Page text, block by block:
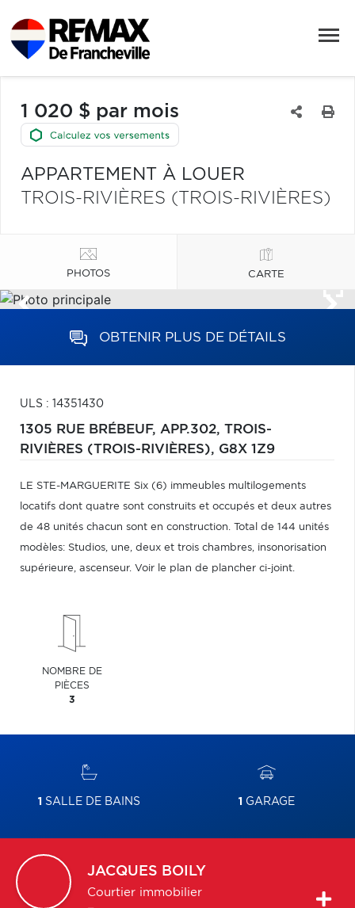
1 020 $ par mois
APPARTEMENT À LOUER
TROIS-RIVIÈRES (TROIS-RIVIÈRES)
PHOTOS CARTE
OBTENIR PLUS DE DÉTAILS
ULS : 14351430
1305 RUE BRÉBEUF, APP.302, TROIS-
RIVIÈRES (TROIS-RIVIÈRES), G8X 1Z9
LE STE-MARGUERITE Six (6) immeubles multilogements
locatifs dont quatre sont construits et occupés et deux autres
de 48 unités chacun sont en construction. Total de 144 unités
modèles: Studios, une, deux et trois chambres, insonorisation
supérieure, ascenseur. Voir le plan de plancher ci-joint.
NOMBRE DE
PIÈCES
3
1 SALLE DE BAINS 1 GARAGE
JACQUES BOILY
Courtier immobilier